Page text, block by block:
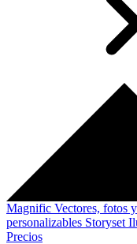
Magnific Vectores, fotos
personalizables Storyset
Precios